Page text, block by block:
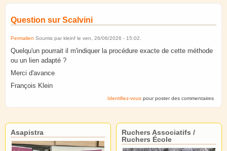
Question sur Scalvini
Permalien Soumis par kleinf le ven, 26/06/2026 - 15:02
Quelqu'un pourrait il m'indiquer la procédure exacte de cette méthode
ou un lien adapté ?
Merci d'avance
François Klein
Identifiez-vous pour poster des commentaires
Asapistra
Ruchers Associatifs /
Ruchers École